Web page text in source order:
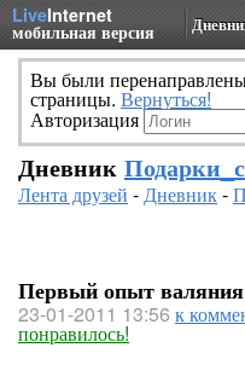
LiveInternet
мобильная версия
Вы были
страницы. Вернуться!
Авторизация
Дневник
Лента друзей -Дневник-
Первый опыт
23-01-2011 13:56 к
понравилось!